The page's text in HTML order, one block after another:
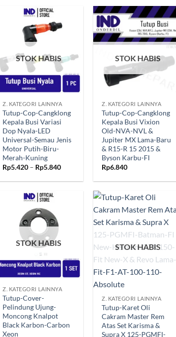
Tambahkan
+
STOK HABIS
Z. KATEGORI LAINNYA
Tutup-Cop-Cangklong
Kepala Busi Variasi
Dop Nyala-LED
Universal-Semau Jenis
Motor Putih-Biru-
Merah-Kuning
Rp5.420 – Rp5.840Rentang
Rp5.420
Tambahkan
ke Wishlist
+
STOK HABIS
Z. KATEGORI LAINNYA
Tutup-Cop-Cangklong
Kepala Busi Vixion
Old-NVA-NVL &
Jupiter MX Lama-Baru
& R15-R 15 2015 &
Byson Karbu-FI
Rp6.840
Tambahkan
ke Wishlist
STOK HABIS
Z. KATEGORI LAINNYA
Tutup-Cover-
Pelindung Ujung-
Moncong Knalpot
Black Karbon-Carbon
Xeon
ke Wishlist
STOK HABIS
Z. KATEGORI LAINNYA
Tutup-Karet Oli
Cakram Master Rem
Atas Set Karisma &
Supra X 125-PGMFI-